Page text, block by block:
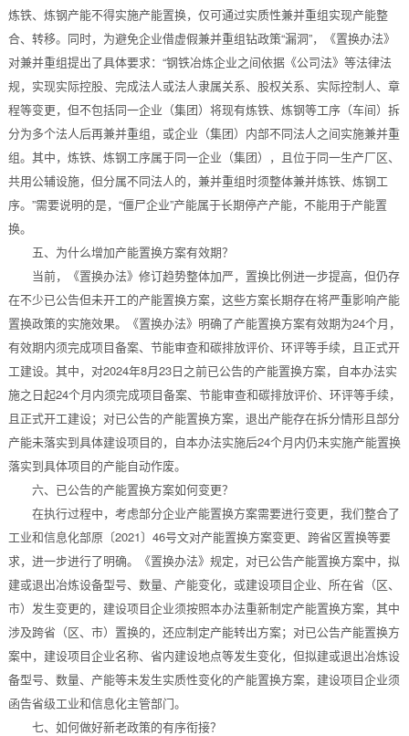
炼铁、炼钢产能不得实施产能置换，仅可通过实质性兼并重组实现产能整
合、转移。同时，为避免企业借虚假兼并重组钻政策“漏洞”，《置换办法》
对兼并重组提出了具体要求：“钢铁冶炼企业之间依据《公司法》等法律法
规，实现实际控股、完成法人或法人隶属关系、股权关系、实际控制人、章
程等变更，但不包括同一企业（集团）将现有炼铁、炼钢等工序（车间）拆
分为多个法人后再兼并重组，或企业（集团）内部不同法人之间实施兼并重
组。其中，炼铁、炼钢工序属于同一企业（集团），且位于同一生产厂区、
共用公辅设施，但分属不同法人的，兼并重组时须整体兼并炼铁、炼钢工
序。”需要说明的是，“僵尸企业”产能属于长期停产产能，不能用于产能置
换。
五、为什么增加产能置换方案有效期？
当前，《置换办法》修订趋势整体加严，置换比例进一步提高，但仍存
在不少已公告但未开工的产能置换方案，这些方案长期存在将严重影响产能
置换政策的实施效果。《置换办法》明确了产能置换方案有效期为24个月，
有效期内须完成项目备案、节能审查和碳排放评价、环评等手续，且正式开
工建设。其中，对2024年8月23日之前已公告的产能置换方案，自本办法实
施之日起24个月内须完成项目备案、节能审查和碳排放评价、环评等手续，
且正式开工建设；对已公告的产能置换方案，退出产能存在拆分情形且部分
产能未落实到具体建设项目的，自本办法实施后24个月内仍未实施产能置换
落实到具体项目的产能自动作废。
六、已公告的产能置换方案如何变更？
在执行过程中，考虑部分企业产能置换方案需要进行变更，我们整合了
工业和信息化部原〔2021〕46号文对产能置换方案变更、跨省区置换等要
求，进一步进行了明确。《置换办法》规定，对已公告产能置换方案中，拟
建或退出冶炼设备型号、数量、产能变化，或建设项目企业、所在省（区、
市）发生变更的，建设项目企业须按照本办法重新制定产能置换方案，其中
涉及跨省（区、市）置换的，还应制定产能转出方案；对已公告产能置换方
案中，建设项目企业名称、省内建设地点等发生变化，但拟建或退出冶炼设
备型号、数量、产能等未发生实质性变化的产能置换方案，建设项目企业须
函告省级工业和信息化主管部门。
七、如何做好新老政策的有序衔接？